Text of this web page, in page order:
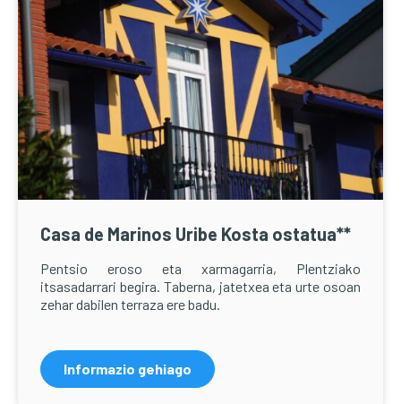
Casa de Marinos Uribe Kosta ostatua**
Pentsio eroso eta xarmagarria, Plentziako
itsasadarrari begira. Taberna, jatetxea eta urte osoan
zehar dabilen terraza ere badu.
Informazio gehiago